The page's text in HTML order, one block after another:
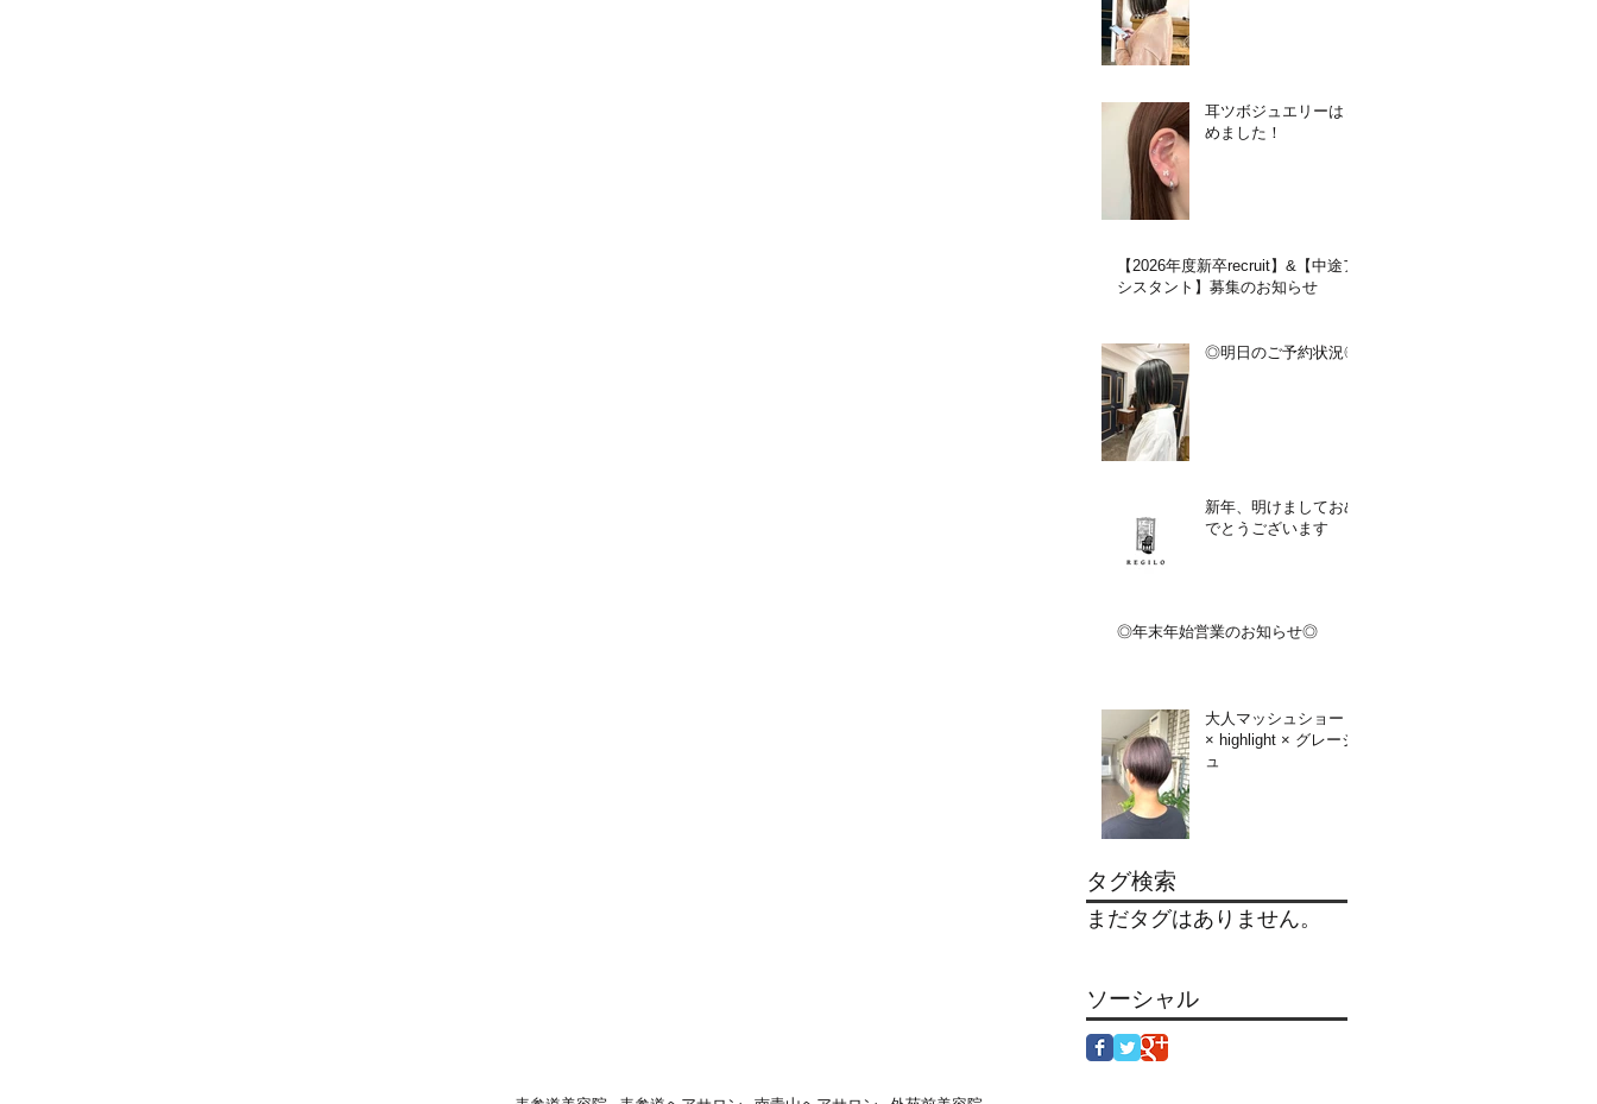
耳ツボジュエリーはじ
めました！
【2026年度新卒recruit】&【中途ア
シスタント】募集のお知らせ
◎明日のご予約状況◎
新年、明けましておめ
でとうございます
◎年末年始営業のお知らせ◎
大人マッシュショート
× highlight × グレージ
ュ
タグ検索
まだタグはありません。
ソーシャル